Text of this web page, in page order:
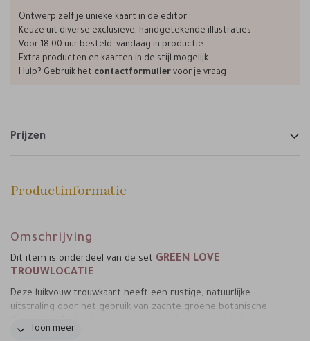
Ontwerp zelf je unieke kaart in de editor
Keuze uit diverse exclusieve, handgetekende illustraties
Voor 18.00 uur besteld, vandaag in productie
Extra producten en kaarten in de stijl mogelijk
Hulp? Gebruik het contactformulier voor je vraag
Prijzen
Productinformatie
Omschrijving
Dit item is onderdeel van de set GREEN LOVE
TROUWLOCATIE
Deze luikvouw trouwkaart heeft een rustige, natuurlijke
uitstraling door het gebruik van zachte groene botanische
illustraties. De bladeren aan de bovenkant geven de kaart een
fris en verfijnd accent, terwijl de illustratie van de
Toon meer